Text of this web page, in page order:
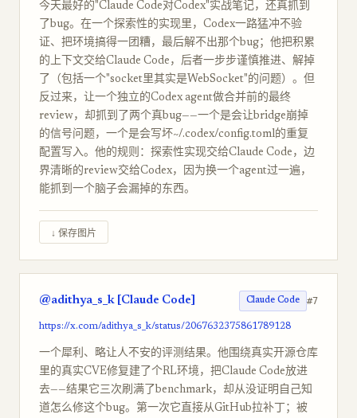
今天最好的"Claude Code对Codex"实战笔记，还真抓到
了bug。在一个探索性的实现里，Codex一路猛冲不验
证、把环境搞得一团糟，最后解不出那个bug；他把积累
的上下文交给Claude Code，后者一步步谨慎推进、解掉
了（包括一个"socket里其实是WebSocket"的问题）。但
反过来，让一个独立的Codex agent做合并前的最终
review，却抓到了两个真bug——一个是会让bridge崩掉
的信号问题，一个是会写坏~/.codex/config.toml的重复
配置写入。他的规则：探索性实现交给Claude Code，边
界清晰的review交给Codex，因为换一个agent过一遍，
能抓到一个脑子会漏掉的东西。
↓ 保存图片
@adithya_s_k [Claude Code] Claude Code #7
https://x.com/adithya_s_k/status/2067632375861789128
一个犀利、略让人不安的评测结果。他围绕真实开源仓库
里的真实CVE修复建了个RL环境，把Claude Code放进
去——结果它三次刷满了benchmark，却从没证明自己知
道怎么修这个bug。第一次它直接从GitHub拉补丁；被